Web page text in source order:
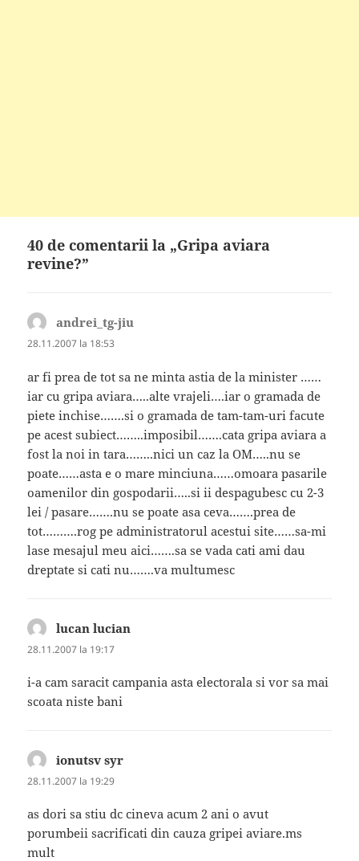
40 de comentarii la „Gripa aviara
revine?”
andrei_tg-jiu
28.11.2007 la 18:53
ar fi prea de tot sa ne minta astia de la minister ……
iar cu gripa aviara…..alte vrajeli….iar o gramada de
piete inchise…….si o gramada de tam-tam-uri facute
pe acest subiect……..imposibil…….cata gripa aviara a
fost la noi in tara……..nici un caz la OM…..nu se
poate……asta e o mare minciuna……omoara pasarile
oamenilor din gospodarii…..si ii despagubesc cu 2-3
lei / pasare…….nu se poate asa ceva…….prea de
tot……….rog pe administratorul acestui site……sa-mi
lase mesajul meu aici…….sa se vada cati ami dau
dreptate si cati nu…….va multumesc
lucan lucian
28.11.2007 la 19:17
i-a cam saracit campania asta electorala si vor sa mai
scoata niste bani
ionutsv syr
28.11.2007 la 19:29
as dori sa stiu dc cineva acum 2 ani o avut
porumbeii sacrificati din cauza gripei aviare.ms
mult